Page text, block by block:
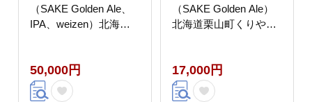
（SAKE Golden Ale、
IPA、weizen）北海道
50,000円
（SAKE Golden Ale）
北海道栗山町くりやま
17,000円